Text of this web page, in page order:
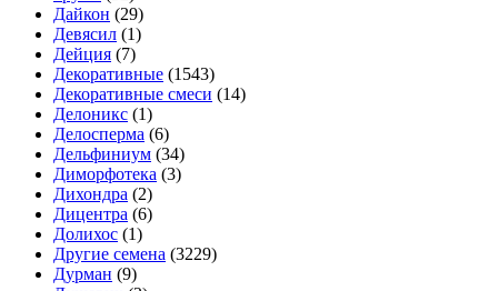
Дайкон (29)
Девясил (1)
Дейция (7)
Декоративные (1543)
Декоративные смеси (14)
Делоникс (1)
Делосперма (6)
Дельфиниум (34)
Диморфотека (3)
Дихондра (2)
Дицентра (6)
Долихос (1)
Другие семена (3229)
Дурман (9)